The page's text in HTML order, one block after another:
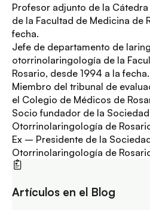
Profesor adjunto de la
de la Facultad de Medicina de
fecha.
Jefe de departamento de
otorrinolaringología de la
Rosario, desde 1994 a la fecha.
Miembro del tribunal de
el Colegio de Médicos de
Socio fundador de la
Otorrinolaringología de
Ex – Presidente de la
Otorrinolaringología de
Artículos en el Blog